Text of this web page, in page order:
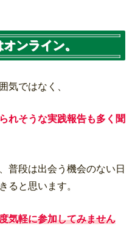
ンライン。
気ではなく、
れそうな実践報告も多く聞
普段は出会う機会のない日
ると思います。
気軽に参加してみません